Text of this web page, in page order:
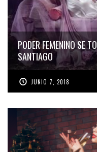
PODER FEMENINO SE
SANTIAGO
JUNIO 7, 2018